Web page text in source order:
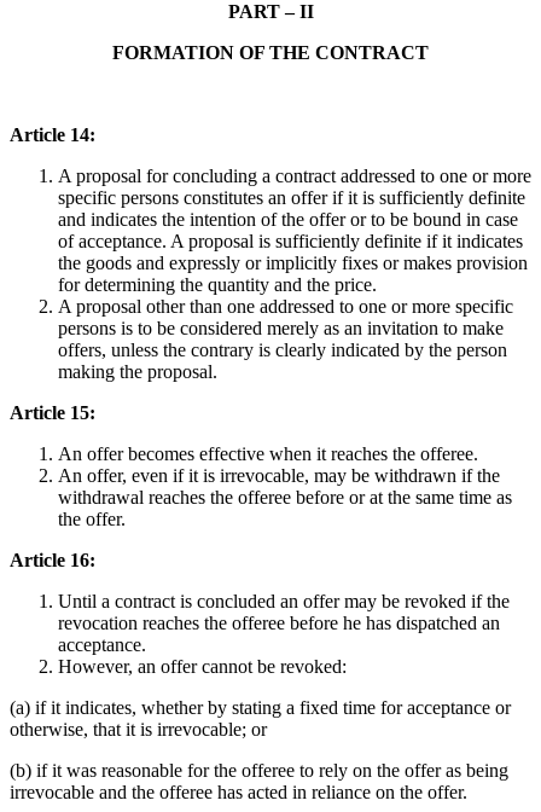
PART – II
FORMATION OF THE CONTRACT
Article 14:
A proposal for concluding a contract addressed to one or more
specific persons constitutes an offer if it is sufficiently definite
and indicates the intention of the offer or to be bound in case
of acceptance. A proposal is sufficiently definite if it indicates
the goods and expressly or implicitly fixes or makes provision
for determining the quantity and the price.
A proposal other than one addressed to one or more specific
persons is to be considered merely as an invitation to make
offers, unless the contrary is clearly indicated by the person
making the proposal.
Article 15:
An offer becomes effective when it reaches the offeree.
An offer, even if it is irrevocable, may be withdrawn if the
withdrawal reaches the offeree before or at the same time as
the offer.
Article 16:
Until a contract is concluded an offer may be revoked if the
revocation reaches the offeree before he has dispatched an
acceptance.
However, an offer cannot be revoked:
(a) if it indicates, whether by stating a fixed time for acceptance or
otherwise, that it is irrevocable; or
(b) if it was reasonable for the offeree to rely on the offer as being
irrevocable and the offeree has acted in reliance on the offer.